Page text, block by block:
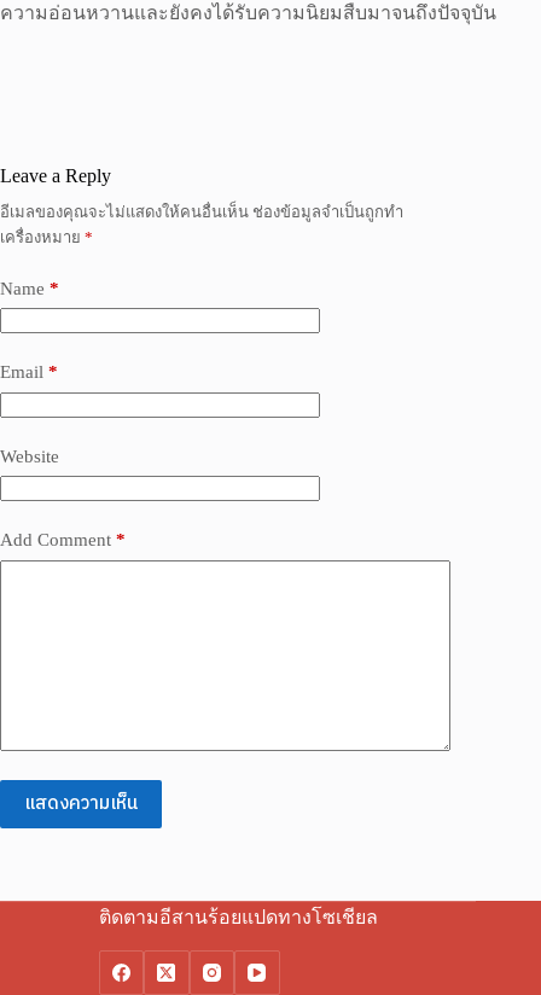
ความอ่อนหวานและยังคงได้รับความนิยมสืบมาจนถึงปัจจุบัน
Leave a Reply
อีเมลของคุณจะไม่แสดงให้คนอื่นเห็น ช่องข้อมูลจำเป็นถูกทำ
เครื่องหมาย *
Name *
Email *
Website
Add Comment *
แสดงความเห็น
ติดตามอีสานร้อยแปดทางโซเชียล